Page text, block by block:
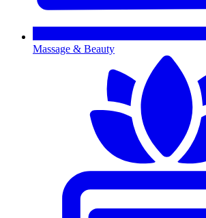
Massage & Beauty